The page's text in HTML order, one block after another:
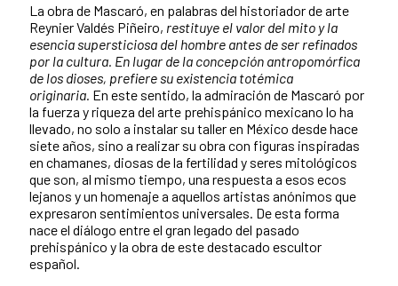
La obra de Mascaró, en palabras del historiador de arte
Reynier Valdés Piñeiro, restituye el valor del mito y la
esencia supersticiosa del hombre antes de ser refinados
por la cultura. En lugar de la concepción antropomórfica
de los dioses, prefiere su existencia totémica
originaria. En este sentido, la admiración de Mascaró por
la fuerza y riqueza del arte prehispánico mexicano lo ha
llevado, no solo a instalar su taller en México desde hace
siete años, sino a realizar su obra con figuras inspiradas
en chamanes, diosas de la fertilidad y seres mitológicos
que son, al mismo tiempo, una respuesta a esos ecos
lejanos y un homenaje a aquellos artistas anónimos que
expresaron sentimientos universales. De esta forma
nace el diálogo entre el gran legado del pasado
prehispánico y la obra de este destacado escultor
español.